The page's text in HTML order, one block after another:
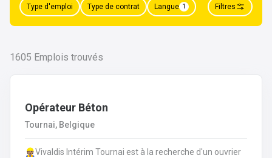
Type d'emploi Type de contrat Langue 1 Filtres
1605 Emplois trouvés
Opérateur Béton
Tournai, Belgique
👷🏽Vivaldis Intérim Tournai est à la recherche d'un ouvrier